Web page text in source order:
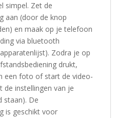
simpel. Zet de
aan (door de knop
en maak op je telefoon
via bluetooth
Zodra je op
drukt,
een foto of start de video-
de instellingen van je
staan). De
is geschikt voor